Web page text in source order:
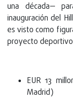
una década—
inauguración del
es visto como
proyecto
EUR 13
Madrid)